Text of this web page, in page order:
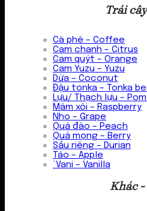
Trái
Cà phê – Coffee
Cam chanh – Citrus
Cam quýt – Orange
Cam Yuzu – Yuzu
Dừa – Coconut
Đậu tonka – Tonka
Lựu/ Thạch lựu –
Mâm xôi – Raspberry
Nho – Grape
Quả đào – Peach
Quả mọng – Berry
Sầu riêng – Durian
Táo – Apple
`Vani – Vanilla
Khác